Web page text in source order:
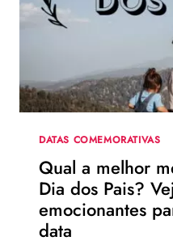
DATAS COMEMORATIVAS
Qual a melhor
Dia dos Pais?
emocionantes
data